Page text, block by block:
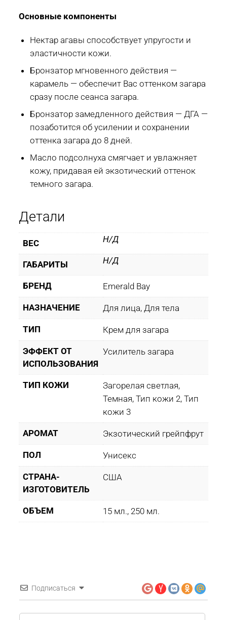
Основные компоненты
Нектар агавы способствует упругости и
эластичности кожи.
Бронзатор мгновенного действия —
карамель — обеспечит Вас оттенком загара
сразу после сеанса загара.
Бронзатор замедленного действия — ДГА —
позаботится об усилении и сохранении
оттенка загара до 8 дней.
Масло подсолнуха смягчает и увлажняет
кожу, придавая ей экзотический оттенок
темного загара.
Детали
ВЕС Н/Д
ГАБАРИТЫ Н/Д
БРЕНД Emerald Bay
НАЗНАЧЕНИЕ Для лица, Для тела
ТИП Крем для загара
ЭФФЕКТ ОТ
ИСПОЛЬЗОВАНИЯ
Усилитель загара
ТИП КОЖИ
Загорелая светлая,
Темная, Тип кожи 2, Тип
кожи 3
АРОМАТ Экзотический грейпфрут
ПОЛ Унисекс
СТРАНА-
ИЗГОТОВИТЕЛЬ
США
ОБЪЕМ 15 мл., 250 мл.
Подписаться